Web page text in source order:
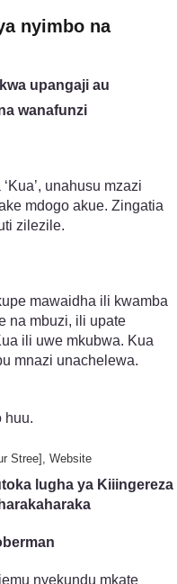
nyimbo na
upangaji au
wanafunzi
unahusu mzazi
mdogo akue. Zingatia
zilezile.
mawaidha ili kwamba
na mbuzi, ili upate
ili uwe mkubwa. Kua
mnazi unachelewa.
huu.
Stree], Website
lugha ya Kiiingereza
nyekundu mkate